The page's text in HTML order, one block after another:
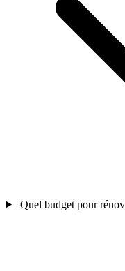
Quel budget pour